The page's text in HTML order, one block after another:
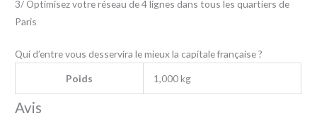
3/ Optimisez votre réseau de 4 lignes dans tous les quartiers de
Paris
Qui d’entre vous desservira le mieux la capitale française ?
Poids 1,000 kg
Avis